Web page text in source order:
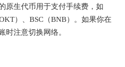
原生代币用于支付手续费，如
）、BSC（BNB）。如果你在
时注意切换网络。